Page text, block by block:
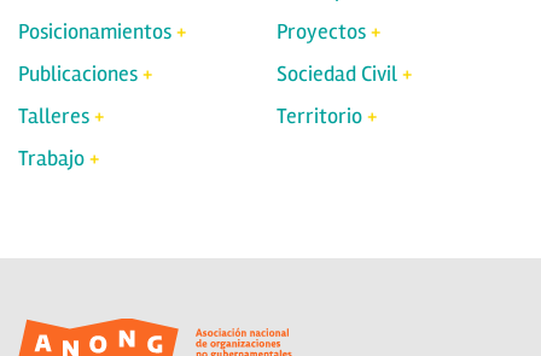
Posicionamientos
Proyectos
Publicaciones
Sociedad Civil
Talleres
Territorio
Trabajo